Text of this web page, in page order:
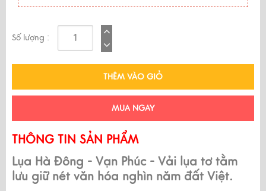
Số lượng :
THÊM VÀO GIỎ
MUA NGAY
THÔNG TIN SẢN PHẨM
Lụa Hà Đông - Vạn Phúc - Vải lụa tơ tằm
lưu giữ nét văn hóa nghìn năm đất Việt.